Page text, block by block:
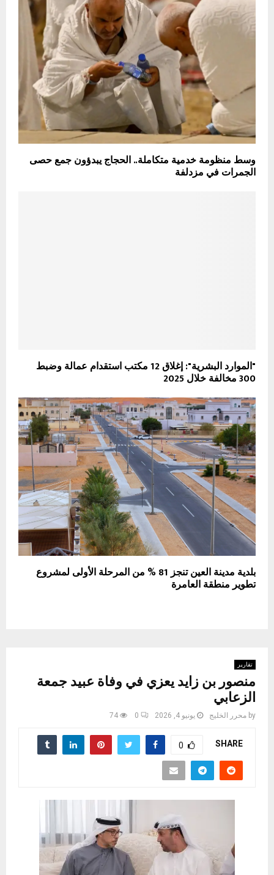
وسط منظومة خدمية متكاملة.. الحجاج يبدؤون جمع حصى
الجمرات في مزدلفة
"الموارد البشرية": إغلاق 12 مكتب استقدام عمالة وضبط
300 مخالفة خلال 2025
بلدية مدينة العين تنجز 81 % من المرحلة الأولى لمشروع
تطوير منطقة العامرة
تقارير
منصور بن زايد يعزي في وفاة عبيد جمعة
الزعابي
by محرر الخليج يونيو 4, 2026 0
74
SHARE
0